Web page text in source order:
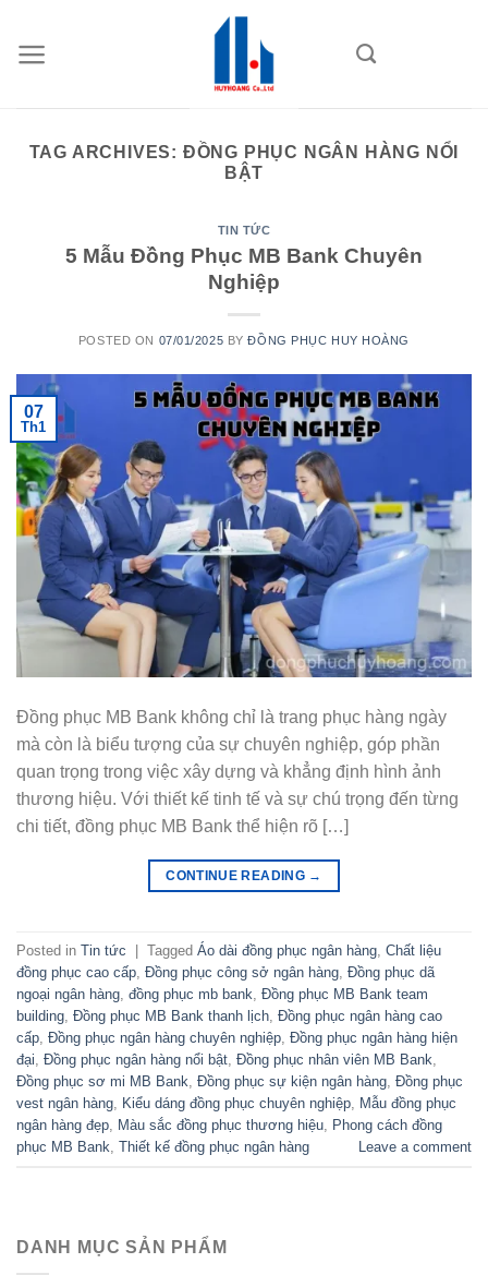
content
TAG ARCHIVES: ĐỒNG PHỤC NGÂN HÀNG NỔI
BẬT
TIN TỨC
5 Mẫu Đồng Phục MB Bank Chuyên
Nghiệp
POSTED ON 07/01/2025 BYĐỒNG PHỤC HUY HOÀNG
07
Th1
Đồng phục MB Bank không chỉ là trang phục hàng ngày
mà còn là biểu tượng của sự chuyên nghiệp, góp phần
quan trọng trong việc xây dựng và khẳng định hình ảnh
thương hiệu. Với thiết kế tinh tế và sự chú trọng đến từng
chi tiết, đồng phục MB Bank thể hiện rõ […]
CONTINUE READING →
Posted in Tin tức | Tagged Áo dài đồng phục ngân hàng Chất liệu
đồng phục cao cấp Đồng phục công sở ngân hàng Đồng phục dã
ngoại ngân hàng đồng phục mb bank Đồng phục MB Bank team
building Đồng phục MB Bank thanh lịch Đồng phục ngân hàng cao
cấp Đồng phục ngân hàng chuyên nghiệp Đồng phục ngân hàng hiện
đại Đồng phục ngân hàng nổi bật Đồng phục nhân viên MB Bank
Đồng phục sơ mi MB Bank Đồng phục sự kiện ngân hàng Đồng phục
vest ngân hàng Kiểu dáng đồng phục chuyên nghiệp Mẫu đồng phục
ngân hàng đẹp Màu sắc đồng phục thương hiệu Phong cách đồng
phục MB Bank Thiết kế đồng phục ngân hàng Leave a comment
DANH MỤC SẢN PHẨM